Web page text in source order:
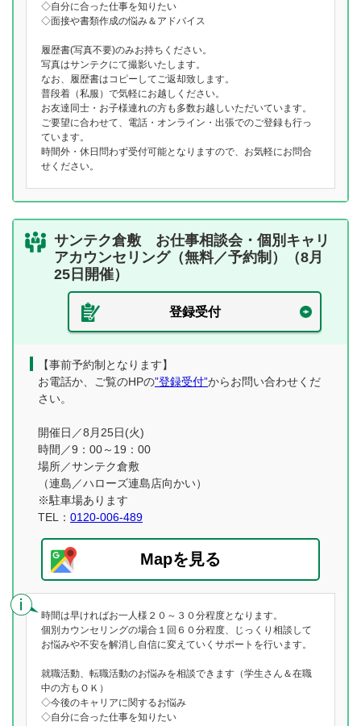
◇自分に合った仕事を知りたい
◇面接や書類作成の悩み＆アドバイス
履歴書(写真不要)のみお持ちください。
写真はサンテクにて撮影いたします。
なお、履歴書はコピーしてご返却致します。
普段着（私服）で気軽にお越しください。
お友達同士・お子様連れの方も多数お越しいただいています。
ご要望に合わせて、電話・オンライン・出張でのご登録も行っ
ています。
時間外・休日問わず受付可能となりますので、お気軽にお問合
せください。
サンテク倉敷 お仕事相談会・個別キャリ
アカウンセリング（無料／予約制）（8月
25日開催）
登録受付
【事前予約制となります】
お電話か、ご覧のHPの”登録受付”からお問い合わせくだ
さい。
開催日／8月25日(火)
時間／9：00～19：00
場所／サンテク倉敷
（連島／ハローズ連島店向かい）
※駐車場あります
TEL： 0120-006-489
Mapを見る
時間は早ければお一人様２０～３０分程度となります。
個別カウンセリングの場合１回６０分程度、じっくり相談して
お悩みや不安を解消し自信に変えていくサポートを行います。
就職活動、転職活動のお悩みを相談できます（学生さん＆在職
中の方もＯＫ）
◇今後のキャリアに関するお悩み
◇自分に合った仕事を知りたい